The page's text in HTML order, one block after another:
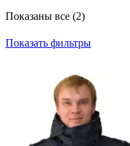
Показаны все (2)
Показать фильтры